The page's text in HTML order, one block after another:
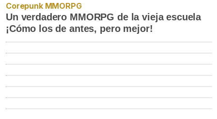
Corepunk MMORPG
Un verdadero MMORPG de la vieja escuela
¡Cómo los de antes, pero mejor!